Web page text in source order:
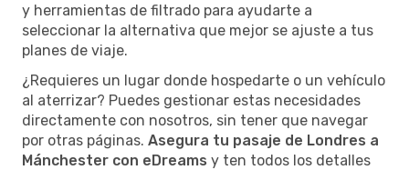
y herramientas de filtrado para ayudarte a
seleccionar la alternativa que mejor se ajuste a tus
planes de viaje.
¿Requieres un lugar donde hospedarte o un vehículo
al aterrizar? Puedes gestionar estas necesidades
directamente con nosotros, sin tener que navegar
por otras páginas. Asegura tu pasaje de Londres a
Mánchester con eDreams y ten todos los detalles